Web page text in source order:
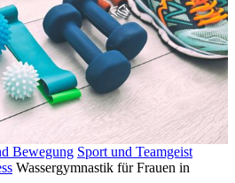
Bewegung Sport und Teamgeist
Wassergymnastik für Frauen in